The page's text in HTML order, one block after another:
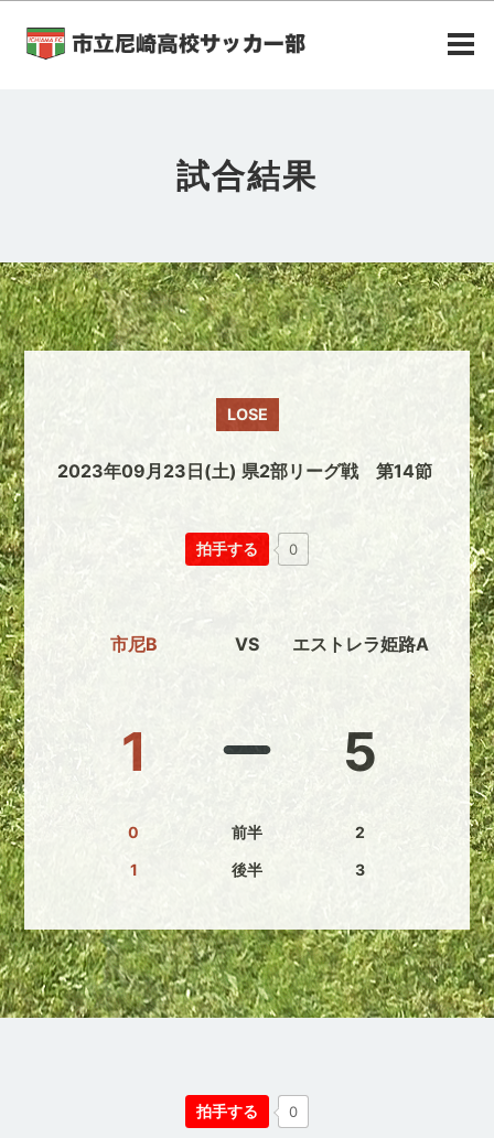
試合結果
LOSE
2023年09月23日(土) 県2部リーグ戦 第14節
拍手する 0
市尼B
1
0
1
VS
前半
後半
エストレラ姫路A
5
2
3
拍手する 0